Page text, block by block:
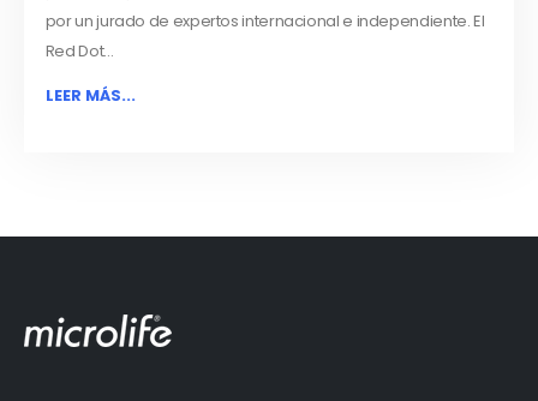
por un jurado de expertos internacional e independiente. El
Red Dot...
LEER MÁS...